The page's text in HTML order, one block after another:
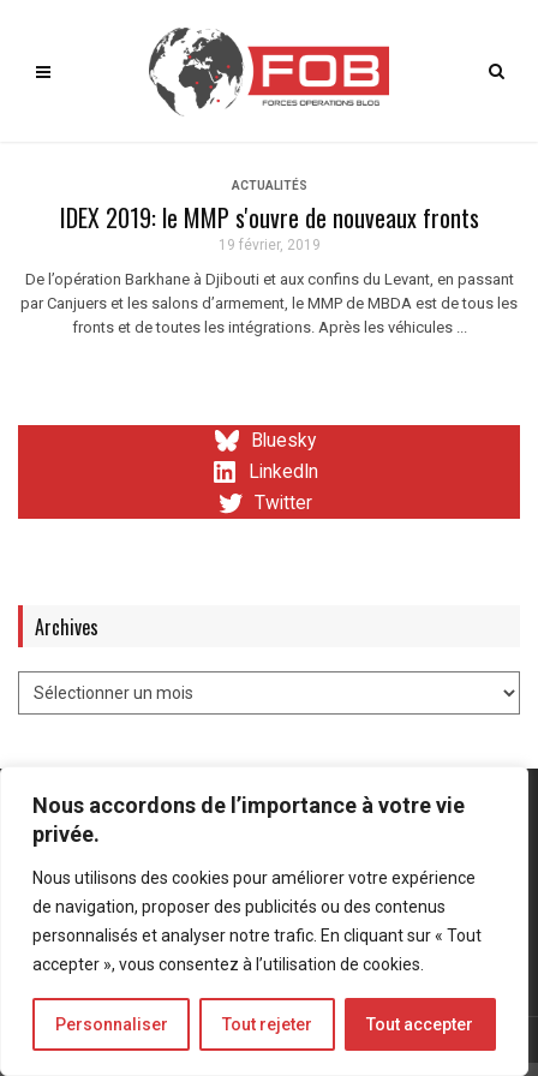
Nous accordons de l’importance à votre vie
privée.
Nous utilisons des cookies pour améliorer votre expérience
de navigation, proposer des publicités ou des contenus
personnalisés et analyser notre trafic. En cliquant sur « Tout
accepter », vous consentez à l’utilisation de cookies.
Personnaliser Tout rejeter Tout accepter
ACTUALITÉS
IDEX 2019: le MMP s'ouvre de nouveaux fronts
19 février, 2019
De l’opération Barkhane à Djibouti et aux confins du Levant, en passant
par Canjuers et les salons d’armement, le MMP de MBDA est de tous les
fronts et de toutes les intégrations. Après les véhicules ...
Bluesky
LinkedIn
Twitter
Archives
Mentions légales-Politique de confidentialité
Bluesky
LinkedIn
Twitter
© Forces Operations Blog - 2022